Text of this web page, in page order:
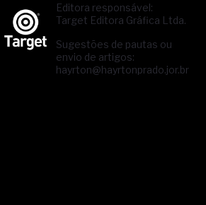
Editora responsável:
Target Editora Gráfica Ltda.
Sugestões de pautas ou
envio de artigos:
hayrton@hayrtonprado.jor.br